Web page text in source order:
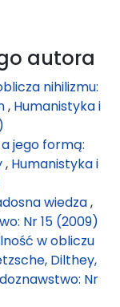
autora
nihilizmu:
, Humanistyka i
jego formą:
, Humanistyka i
wiedza,
Nr 15 (2009)
w obliczu
Dilthey,
Nr